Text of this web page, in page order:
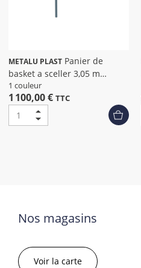
METALU PLAST
basket a sceller 3,05 m
déport 1,20 m
1 couleur
1 100,00 € TTC
Nos magasins
Voir la carte